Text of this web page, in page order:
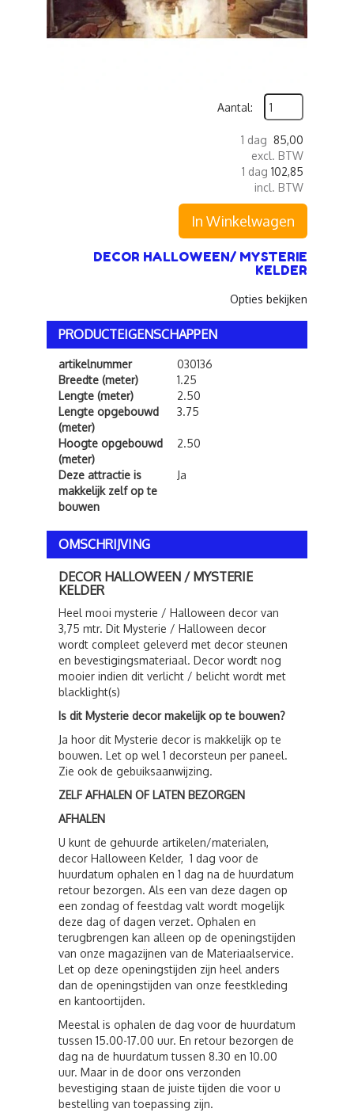
Aantal:
1 dag 85,00
excl. BTW
1 dag 102,85
incl. BTW
In Winkelwagen
DECOR HALLOWEEN/ MYSTERIE
KELDER
Opties bekijken
PRODUCTEIGENSCHAPPEN
artikelnummer
030136
Breedte (meter)
1.25
Lengte (meter)
2.50
Lengte opgebouwd
(meter)
3.75
Hoogte opgebouwd
(meter)
2.50
Deze attractie is
makkelijk zelf op te
bouwen
Ja
OMSCHRIJVING
DECOR HALLOWEEN / MYSTERIE
KELDER
Heel mooi mysterie / Halloween decor van
3,75 mtr. Dit Mysterie / Halloween decor
wordt compleet geleverd met decor steunen
en bevestigingsmateriaal. Decor wordt nog
mooier indien dit verlicht / belicht wordt met
blacklight(s)
Is dit Mysterie decor makelijk op te bouwen?
Ja hoor dit Mysterie decor is makkelijk op te
bouwen. Let op wel 1 decorsteun per paneel.
Zie ook de gebuiksaanwijzing.
ZELF AFHALEN OF LATEN BEZORGEN
AFHALEN
U kunt de gehuurde artikelen/materialen,
decor Halloween Kelder, 1 dag voor de
huurdatum ophalen en 1 dag na de huurdatum
retour bezorgen. Als een van deze dagen op
een zondag of feestdag valt wordt mogelijk
deze dag of dagen verzet. Ophalen en
terugbrengen kan alleen op de openingstijden
van onze magazijnen van de Materiaalservice.
Let op deze openingstijden zijn heel anders
dan de openingstijden van onze feestkleding
en kantoortijden.
Meestal is ophalen de dag voor de huurdatum
tussen 15.00-17.00 uur. En retour bezorgen de
dag na de huurdatum tussen 8.30 en 10.00
uur. Maar in de door ons verzonden
bevestiging staan de juiste tijden die voor u
bestelling van toepassing zijn.